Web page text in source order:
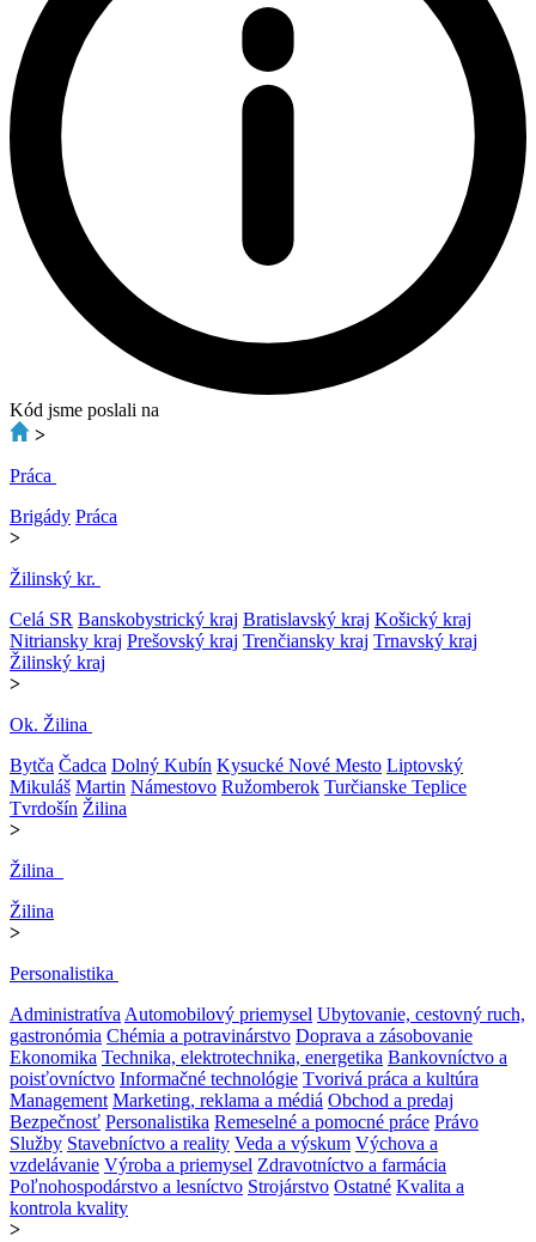
Kód jsme poslali na
>
Práca
Brigády Práca
>
Žilinský kr.
Celá SR Banskobystrický kraj Bratislavský kraj Košický kraj
Nitriansky kraj Prešovský kraj Trenčiansky kraj Trnavský kraj
Žilinský kraj
>
Ok. Žilina
Bytča Čadca Dolný Kubín Kysucké Nové Mesto Liptovský
Mikuláš Martin Námestovo Ružomberok Turčianske Teplice
Tvrdošín Žilina
>
Žilina
Žilina
>
Personalistika
AdministratívaAutomobilový priemysel Ubytovanie, cestovný ruch,
gastronómia Chémia a potravinárstvo Doprava a zásobovanie
Ekonomika Technika, elektrotechnika, energetika Bankovníctvo a
poisťovníctvo Informačné technológie Tvorivá práca a kultúra
Management Marketing, reklama a médiá Obchod a predaj
Bezpečnosť Personalistika Remeselné a pomocné práce Právo
Služby Stavebníctvo a reality Veda a výskum Výchova a
vzdelávanie Výroba a priemysel Zdravotníctvo a farmácia
Poľnohospodárstvo a lesníctvo Strojárstvo Ostatné Kvalita a
kontrola kvality
>